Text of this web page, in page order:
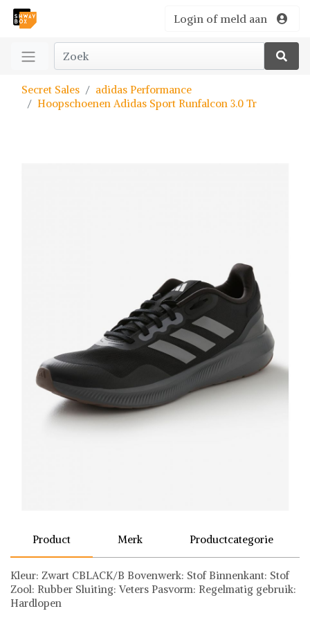
Login of meld aan
Secret Sales
adidas Performance
Hoopschoenen Adidas Sport Runfalcon 3.0 Tr
Product Merk Productcategorie
Kleur: Zwart CBLACK/B Bovenwerk: Stof Binnenkant: Stof
Zool: Rubber Sluiting: Veters Pasvorm: Regelmatig gebruik:
Hardlopen